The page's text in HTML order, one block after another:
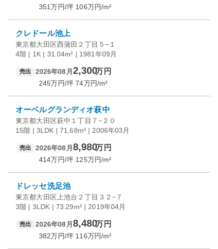
351万円/坪 106万円/m²
クレドール池上
東京都大田区西蒲田２丁目５−１
4階 | 1K | 31.04m² | 1981年09月
売出 2026年08月 2,300万円
245万円/坪 74万円/m²
オーベルグランディオ萩中
東京都大田区萩中１丁目７−２０
15階 | 3LDK | 71.68m² | 2006年03月
売出 2026年08月 8,980万円
414万円/坪 125万円/m²
ドレッセ洗足池
東京都大田区上池台２丁目３２−７
3階 | 3LDK | 73.29m² | 2019年04月
売出 2026年08月 8,480万円
382万円/坪 116万円/m²